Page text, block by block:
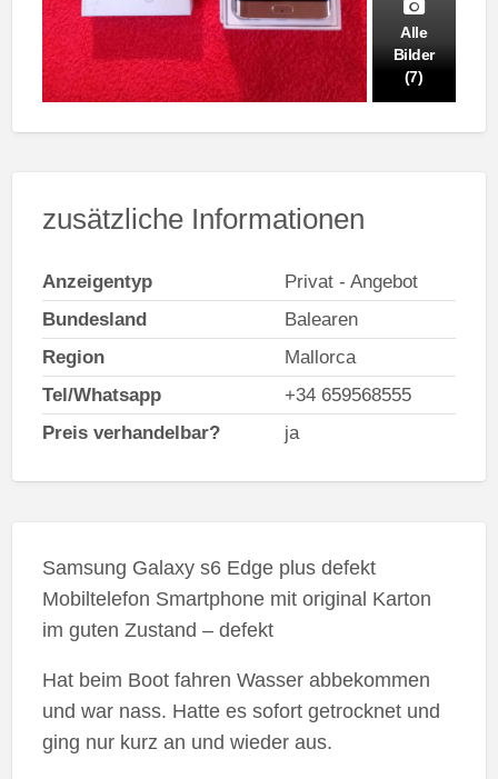
Alle
Bilder
(7)
zusätzliche Informationen
Anzeigentyp
Privat - Angebot
Bundesland
Balearen
Region
Mallorca
Tel/Whatsapp
+34 659568555
Preis verhandelbar?
ja
Samsung Galaxy s6 Edge plus defekt
Mobiltelefon Smartphone mit original Karton
im guten Zustand – defekt
Hat beim Boot fahren Wasser abbekommen
und war nass. Hatte es sofort getrocknet und
ging nur kurz an und wieder aus.